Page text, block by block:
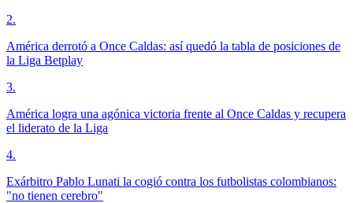
2.
América derrotó a Once Caldas: así quedó la tabla de posiciones de
la Liga Betplay
3.
América logra una agónica victoria frente al Once Caldas y recupera
el liderato de la Liga
4.
Exárbitro Pablo Lunati la cogió contra los futbolistas colombianos:
"no tienen cerebro"